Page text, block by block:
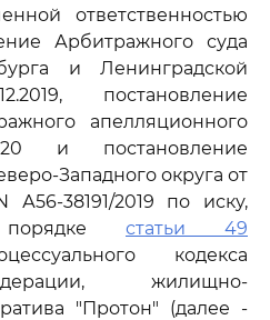
ответственностью
Арбитражного суда
и Ленинградской
постановление
апелляционного
и постановление
Западного округа от
38191/2019 по иску,
статьи 49
кодекса
жилищно-
"Протон" (далее -